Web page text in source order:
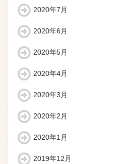
2020年7月
2020年6月
2020年5月
2020年4月
2020年3月
2020年2月
2020年1月
2019年12月